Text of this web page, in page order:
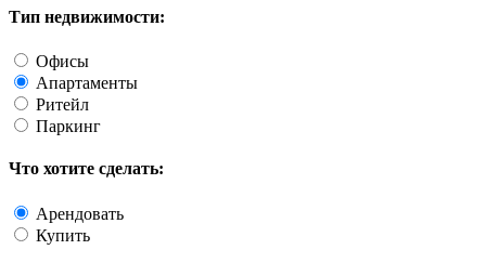
Тип недвижимости:
Офисы
Апартаменты
Ритейл
Паркинг
Что хотите сделать:
Арендовать
Купить